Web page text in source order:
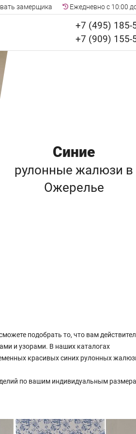
замерщика Ежедневно с 10:00
+7 (495) 185-
+7 (909) 155-
Синие
рулонные жалюзи в
Ожерелье
подобрать то, что вам
и узорами. В наших каталогах
красивых синих рулонных
по вашим индивидуальным